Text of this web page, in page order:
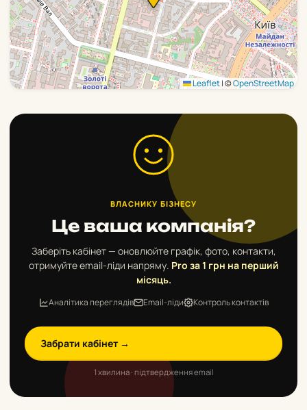
Leaflet|©OpenStreetMap
ВЛАСНИКУ БІЗНЕСУ
Це ваша компанія?
Заберіть кабінет — оновлюйте графік, фото, контакти,
отримуйте email-ліди напряму. Pro за 1 грн на перший
місяць.
Аналітика переглядів Email-ліди Контроль контактів
Забрати кабінет →
1 хвилина · підтвердження email